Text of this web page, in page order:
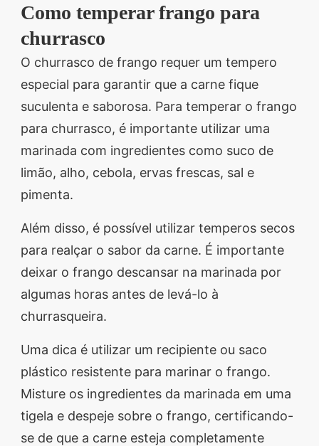
Como temperar frango para
churrasco
O churrasco de frango requer um tempero
especial para garantir que a carne fique
suculenta e saborosa. Para temperar o frango
para churrasco, é importante utilizar uma
marinada com ingredientes como suco de
limão, alho, cebola, ervas frescas, sal e
pimenta.
Além disso, é possível utilizar temperos secos
para realçar o sabor da carne. É importante
deixar o frango descansar na marinada por
algumas horas antes de levá-lo à
churrasqueira.
Uma dica é utilizar um recipiente ou saco
plástico resistente para marinar o frango.
Misture os ingredientes da marinada em uma
tigela e despeje sobre o frango, certificando-
se de que a carne esteja completamente